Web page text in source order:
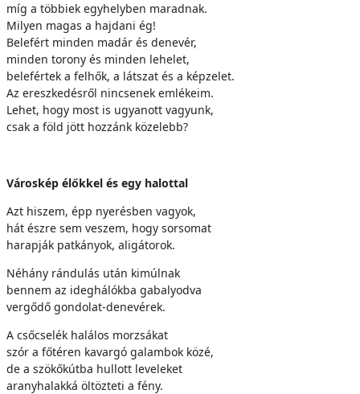
míg a többiek egyhelyben maradnak.
Milyen magas a hajdani ég!
Belefért minden madár és denevér,
minden torony és minden lehelet,
belefértek a felhők, a látszat és a képzelet.
Az ereszkedésről nincsenek emlékeim.
Lehet, hogy most is ugyanott vagyunk,
csak a föld jött hozzánk közelebb?
Városkép élőkkel és egy halottal
Azt hiszem, épp nyerésben vagyok,
hát észre sem veszem, hogy sorsomat
harapják patkányok, aligátorok.
Néhány rándulás után kimúlnak
bennem az ideghálókba gabalyodva
vergődő gondolat-denevérek.
A csőcselék halálos morzsákat
szór a főtéren kavargó galambok közé,
de a szökőkútba hullott leveleket
aranyhalakká öltözteti a fény.